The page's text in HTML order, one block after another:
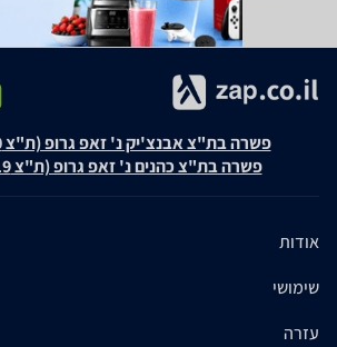
פשרה בת"צ אבנצ'יק נ' זאפ גרופ (ת"צ 23008-08-20)
פשרה בת"צ כהנים נ' זאפ גרופ (ת"צ 60371-12-19)
אודות
שימושי
עזרה